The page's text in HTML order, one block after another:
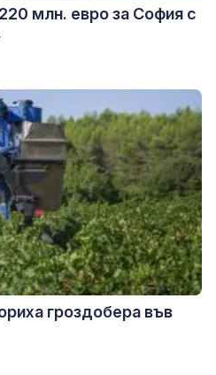
млн. евро за София с
гроздобера във